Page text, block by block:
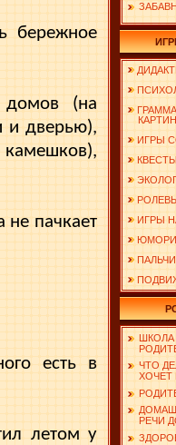
бережное
домов (на
и дверью),
камешков),
не пачкает
есть в
летом у
ИГРЫ
КВЕСТЫ
ИГРЫ
ШКОЛА
ЧТО
ХОЧЕТ
РЕЧИ